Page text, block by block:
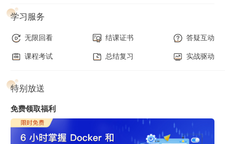
学习监控知识，得先了解为什么，也就是监控是因何产生的，
及相关的概念，为接下来的正式学习打好铺垫。
学习服务
无限回看 结课证书 答疑互动
课程考试 总结复习 实战驱动
特别放送
免费领取福利